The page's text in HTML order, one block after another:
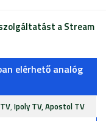
aStream
elérhető analóg
, Ipoly TV, Apostol TV